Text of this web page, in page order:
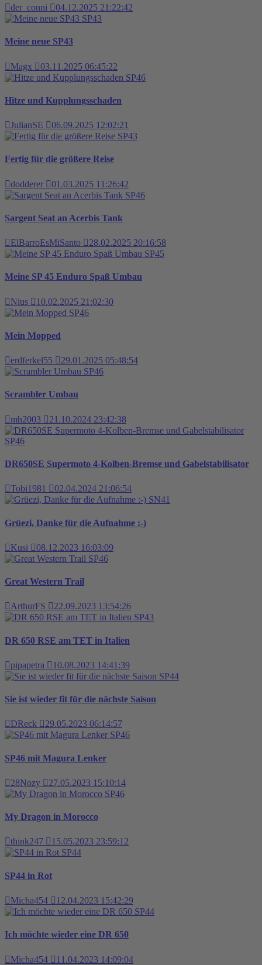
der_conni
04.12.2025 21:22:42
SP43
Meine neue SP43
Magx
03.11.2025 06:45:22
SP46
Hitze und Kupplungsschaden
JulianSE
06.09.2025 12:02:21
SP43
Fertig für die größere Reise
dodderer
01.03.2025 11:26:42
SP46
Sargent Seat an Acerbis Tank
ElBarroEsMiSanto
28.02.2025 20:16:58
SP45
Meine SP 45 Enduro Spaß Umbau
Nius
10.02.2025 21:02:30
SP46
Mein Mopped
erdferkel55
29.01.2025 05:48:54
SP46
Scrambler Umbau
mh2003 21.10.2024 23:42:38
SP46
DR650SE Supermoto 4-Kolben-Bremse und Gabelstabilisator
Tobi1981
02.04.2024 21:06:54
SN41
Grüezi, Danke für die Aufnahme :-)
Kusi
08.12.2023 16:03:09
SP46
Great Western Trail
ArthurFS
22.09.2023 13:54:26
SP43
DR 650 RSE am TET in Italien
pipapetra
10.08.2023 14:41:39
SP44
Sie ist wieder fit für die nächste Saison
DReck
29.05.2023 06:14:57
SP46
SP46 mit Magura Lenker
28Nozy
27.05.2023 15:10:14
SP46
My Dragon in Morocco
think247
15.05.2023 23:59:12
SP44
SP44 in Rot
Micha454
12.04.2023 15:42:29
SP44
Ich möchte wieder eine DR 650
Micha454
11.04.2023 14:09:04